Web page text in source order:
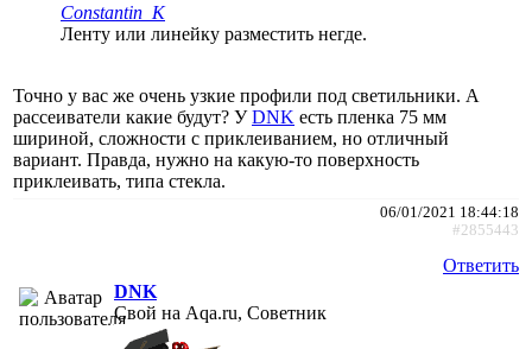
Constantin_K
Ленту или линейку разместить негде.
Точно у вас же очень узкие профили под светильники. А
рассеиватели какие будут? УDNK есть пленка 75 мм
шириной, сложности с приклеиванием, но отличный
вариант. Правда, нужно на какую-то поверхность
приклеивать, типа стекла.
06/01/2021 18:44:18
#2855443
Ответить
DNK
Свой на Aqa.ru, Советник